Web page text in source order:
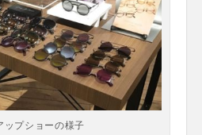
ップショーの様子